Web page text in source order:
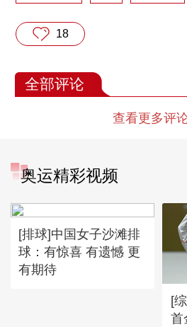
18
全部评论
查看更多评
奥运精彩视频
[排球]中国女子沙滩排
球：有惊喜 有遗憾 更
有期待
[
首